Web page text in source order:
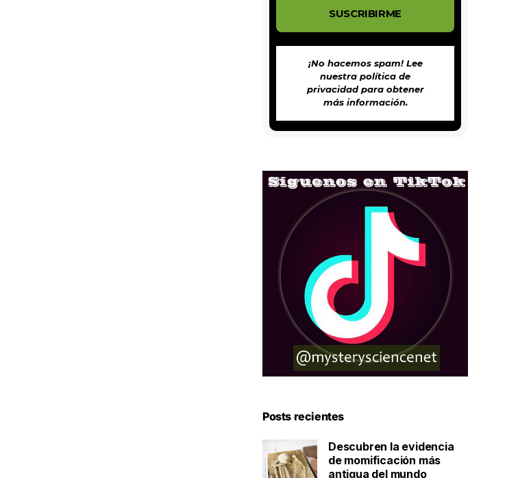
¡No hacemos spam! Lee
nuestra política de
privacidadpara obtener
más información.
Posts recientes
Descubren la evidencia
de momificación más
antigua del mundo